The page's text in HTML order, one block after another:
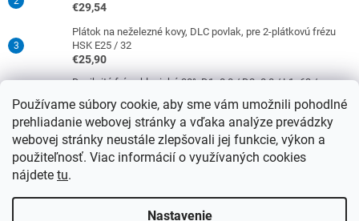
Používame súbory cookie, aby sme vám umožnili pohodlné
prehliadanie webovej stránky a vďaka analýze prevádzky
webovej stránky neustále zlepšovali jej funkcie, výkon a
použiteľnosť. Viac informácií o využívaných cookies
nájdete tu.
Nastavenie
€29,54
Plátok na neželezné kovy, DLC povlak, pre 2-plátkovú frézu
HSK E25 / 32
€25,90
Dvojbritá fréza klasická 30°; D1=8,0 / D2=8,0 / L1=63 /
€38,33
Jednobritá fréza klasická; D1=4,0 / D2=6,0 / L1=50 / L2=10,0
€29,54